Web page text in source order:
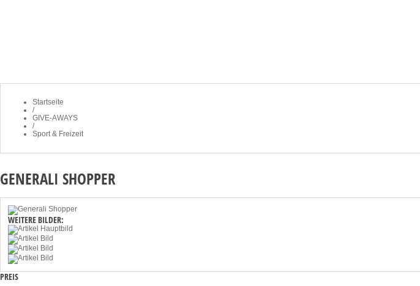
Startseite
/
GIVE-AWAYS
/
Sport & Freizeit
GENERALI SHOPPER
WEITERE BILDER:
PREIS